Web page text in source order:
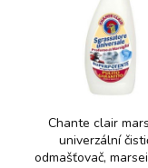
Chante clair
univerzální
odmašťovač,